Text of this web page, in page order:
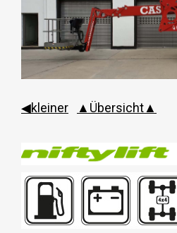
◀kleiner ▲Übersicht▲